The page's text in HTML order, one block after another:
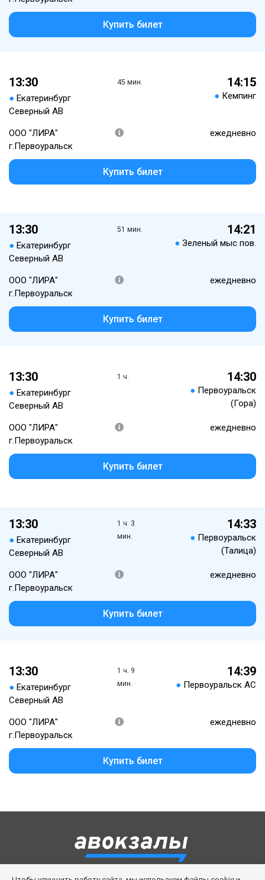
Купить билет
13:30
● Екатеринбург
Северный АВ
45 мин. 14:15
● Кемпинг
ООО "ЛИРА"
г.Первоуральск
ежедневно
Купить билет
13:30
● Екатеринбург
Северный АВ
51 мин. 14:21
● Зеленый мыс пов.
ООО "ЛИРА"
г.Первоуральск
ежедневно
Купить билет
13:30
● Екатеринбург
Северный АВ
1 ч. 14:30
● Первоуральск
(Гора)
ООО "ЛИРА"
г.Первоуральск
ежедневно
Купить билет
13:30
● Екатеринбург
Северный АВ
1 ч. 3
мин.
14:33
● Первоуральск
(Талица)
ООО "ЛИРА"
г.Первоуральск
ежедневно
Купить билет
13:30
● Екатеринбург
Северный АВ
1 ч. 9
мин.
14:39
● Первоуральск АС
ООО "ЛИРА"
г.Первоуральск
ежедневно
Купить билет